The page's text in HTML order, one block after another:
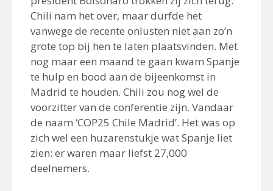
Chili nam het over, maar durfde het
vanwege de recente onlusten niet aan zo’n
grote top bij hen te laten plaatsvinden. Met
nog maar een maand te gaan kwam Spanje
te hulp en bood aan de bijeenkomst in
Madrid te houden. Chili zou nog wel de
voorzitter van de conferentie zijn. Vandaar
de naam ‘COP25 Chile Madrid’. Het was op
zich wel een huzarenstukje wat Spanje liet
zien: er waren maar liefst 27,000
deelnemers.